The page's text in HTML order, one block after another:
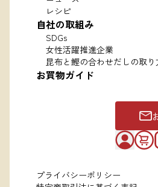
レシピ
自社の取組み
SDGs
女性活躍推進企業
昆布と鰹の合わせだしの取り
お買物ガイド
プライバシーポリシー